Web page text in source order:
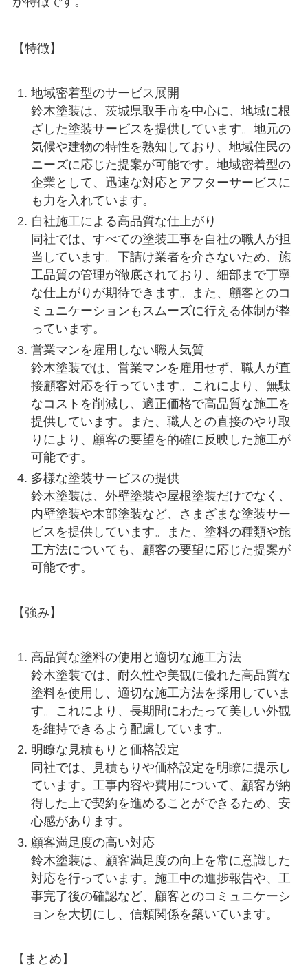
【特徴】
地域密着型のサービス展開
鈴木塗装は、茨城県取手市を中心に、地域に根
ざした塗装サービスを提供しています。地元の
気候や建物の特性を熟知しており、地域住民の
ニーズに応じた提案が可能です。地域密着型の
企業として、迅速な対応とアフターサービスに
も力を入れています。
自社施工による高品質な仕上がり
同社では、すべての塗装工事を自社の職人が担
当しています。下請け業者を介さないため、施
工品質の管理が徹底されており、細部まで丁寧
な仕上がりが期待できます。また、顧客とのコ
ミュニケーションもスムーズに行える体制が整
っています。
営業マンを雇用しない職人気質
鈴木塗装では、営業マンを雇用せず、職人が直
接顧客対応を行っています。これにより、無駄
なコストを削減し、適正価格で高品質な施工を
提供しています。また、職人との直接のやり取
りにより、顧客の要望を的確に反映した施工が
可能です。
多様な塗装サービスの提供
鈴木塗装は、外壁塗装や屋根塗装だけでなく、
内壁塗装や木部塗装など、さまざまな塗装サー
ビスを提供しています。また、塗料の種類や施
工方法についても、顧客の要望に応じた提案が
可能です。
【強み】
高品質な塗料の使用と適切な施工方法
鈴木塗装では、耐久性や美観に優れた高品質な
塗料を使用し、適切な施工方法を採用していま
す。これにより、長期間にわたって美しい外観
を維持できるよう配慮しています。
明瞭な見積もりと価格設定
同社では、見積もりや価格設定を明瞭に提示し
ています。工事内容や費用について、顧客が納
得した上で契約を進めることができるため、安
心感があります。
顧客満足度の高い対応
鈴木塗装は、顧客満足度の向上を常に意識した
対応を行っています。施工中の進捗報告や、工
事完了後の確認など、顧客とのコミュニケーシ
ョンを大切にし、信頼関係を築いています。
【まとめ】